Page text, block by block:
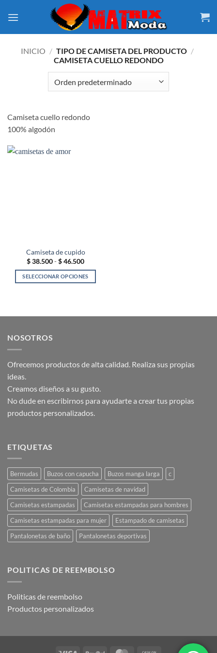
INICIO / TIPO DE CAMISETA DEL PRODUCTO /
CAMISETA CUELLO REDONDO
Camiseta cuello redondo
100% algodón
Camiseta de cupido
$38.500-$46.500Rango
precios:
desde
$ 38.500
SELECCIONAR OPCIONES
múltiples
pueden
en
la
página
NOSOTROS
Ofrecemos productos de alta calidad. Realiza sus propias
ideas.
Creamos diseños a su gusto.
No dude en escribirnos para ayudarte a crear tus propias
productos personalizados.
ETIQUETAS
Bermudas Buzos con capucha Buzos manga larga
c
Camisetas de Colombia
Camisetas de navidad
Camisetas estampadas
Camisetas estampadas para hombres
Camisetas estampadas para mujer
Estampado de camisetas
Pantalonetas de baño
Pantalonetas deportivas
POLITICAS DE REEMBOLSO
Politicas de reembolso
Productos personalizados